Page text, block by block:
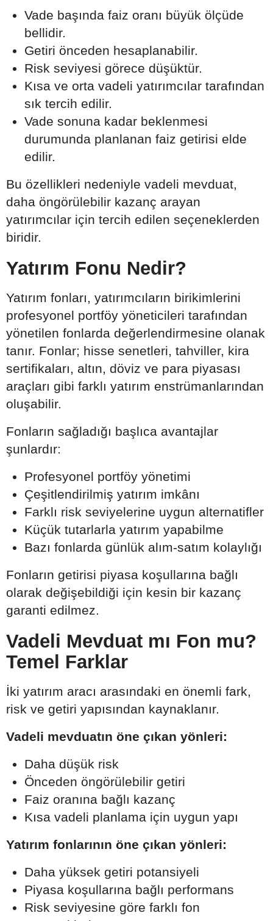
Vade başında faiz oranı büyük ölçüde
bellidir.
Getiri önceden hesaplanabilir.
Risk seviyesi görece düşüktür.
Kısa ve orta vadeli yatırımcılar tarafından
sık tercih edilir.
Vade sonuna kadar beklenmesi
durumunda planlanan faiz getirisi elde
edilir.
Bu özellikleri nedeniyle vadeli mevduat,
daha öngörülebilir kazanç arayan
yatırımcılar için tercih edilen seçeneklerden
biridir.
Yatırım Fonu Nedir?
Yatırım fonları, yatırımcıların birikimlerini
profesyonel portföy yöneticileri tarafından
yönetilen fonlarda değerlendirmesine olanak
tanır. Fonlar; hisse senetleri, tahviller, kira
sertifikaları, altın, döviz ve para piyasası
araçları gibi farklı yatırım enstrümanlarından
oluşabilir.
Fonların sağladığı başlıca avantajlar
şunlardır:
Profesyonel portföy yönetimi
Çeşitlendirilmiş yatırım imkânı
Farklı risk seviyelerine uygun alternatifler
Küçük tutarlarla yatırım yapabilme
Bazı fonlarda günlük alım-satım kolaylığı
Fonların getirisi piyasa koşullarına bağlı
olarak değişebildiği için kesin bir kazanç
garanti edilmez.
Vadeli Mevduat mı Fon mu?
Temel Farklar
İki yatırım aracı arasındaki en önemli fark,
risk ve getiri yapısından kaynaklanır.
Vadeli mevduatın öne çıkan yönleri:
Daha düşük risk
Önceden öngörülebilir getiri
Faiz oranına bağlı kazanç
Kısa vadeli planlama için uygun yapı
Yatırım fonlarının öne çıkan yönleri:
Daha yüksek getiri potansiyeli
Piyasa koşullarına bağlı performans
Risk seviyesine göre farklı fon